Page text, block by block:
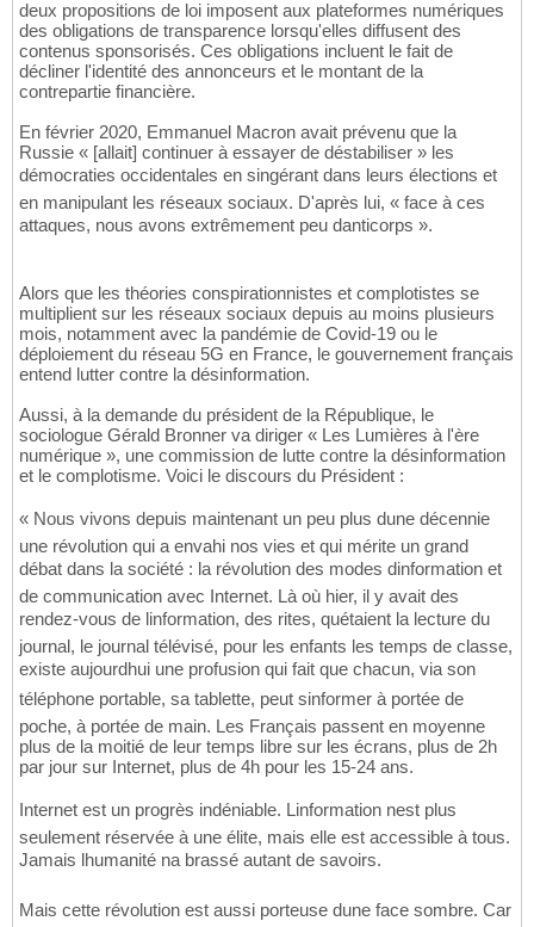
deux propositions de loi imposent aux plateformes numériques
des obligations de transparence lorsqu'elles diffusent des
contenus sponsorisés. Ces obligations incluent le fait de
décliner l'identité des annonceurs et le montant de la
contrepartie financière.
En février 2020, Emmanuel Macron avait prévenu que la
Russie « [allait] continuer à essayer de déstabiliser » les
démocraties occidentales en singérant dans leurs élections et
en manipulant les réseaux sociaux. D'après lui, « face à ces
attaques, nous avons extrêmement peu danticorps ».
Alors que les théories conspirationnistes et complotistes se
multiplient sur les réseaux sociaux depuis au moins plusieurs
mois, notamment avec la pandémie de Covid-19 ou le
déploiement du réseau 5G en France, le gouvernement français
entend lutter contre la désinformation.
Aussi, à la demande du président de la République, le
sociologue Gérald Bronner va diriger « Les Lumières à l'ère
numérique », une commission de lutte contre la désinformation
et le complotisme. Voici le discours du Président :
« Nous vivons depuis maintenant un peu plus dune décennie
une révolution qui a envahi nos vies et qui mérite un grand
débat dans la société : la révolution des modes dinformation et
de communication avec Internet. Là où hier, il y avait des
rendez-vous de linformation, des rites, quétaient la lecture du
journal, le journal télévisé, pour les enfants les temps de classe,
existe aujourdhui une profusion qui fait que chacun, via son
téléphone portable, sa tablette, peut sinformer à portée de
poche, à portée de main. Les Français passent en moyenne
plus de la moitié de leur temps libre sur les écrans, plus de 2h
par jour sur Internet, plus de 4h pour les 15-24 ans.
Internet est un progrès indéniable. Linformation nest plus
seulement réservée à une élite, mais elle est accessible à tous.
Jamais lhumanité na brassé autant de savoirs.
Mais cette révolution est aussi porteuse dune face sombre. Car